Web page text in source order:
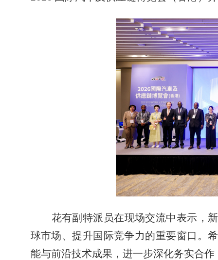
花有副特派员在现场交流中表示，
球市场、提升国际竞争力的重要窗口 。
能与前沿技术成果， 进一步深化务实合